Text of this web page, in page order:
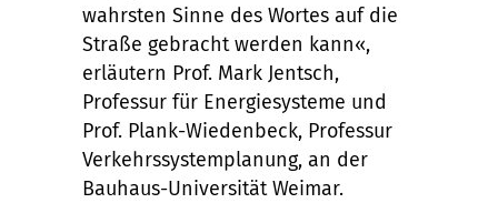
wahrsten Sinne des Wortes auf die
Straße gebracht werden kann«,
erläutern Prof. Mark Jentsch,
Professur für Energiesysteme und
Prof. Plank-Wiedenbeck, Professur
Verkehrssystemplanung, an der
Bauhaus-Universität Weimar.